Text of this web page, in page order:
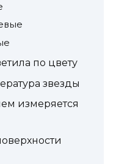
по цвету
звезды
измеряется